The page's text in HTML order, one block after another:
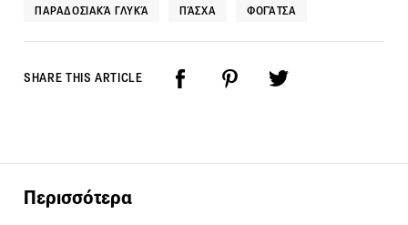
ΠΑΡΑΔΟΣΙΑΚΆ ΓΛΥΚΆ ΠΆΣΧΑ ΦΟΓΆΤΣΑ
SHARE THIS ARTICLE
Περισσότερα